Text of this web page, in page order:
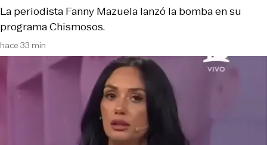
hace 33 min
La periodista Fanny Mazuela lanzó la bomba en su
programa Chismosos.